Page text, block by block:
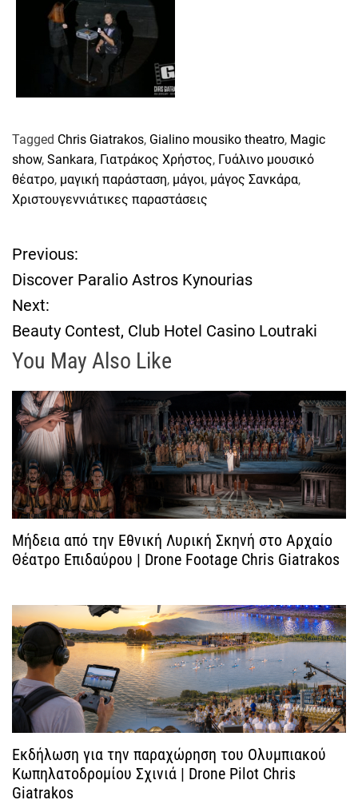
Tagged Chris Giatrakos, Gialino mousiko theatro, Magic
show, Sankara, Γιατράκος Χρήστος, Γυάλινο μουσικό
θέατρο, μαγική παράσταση, μάγοι, μάγος Σανκάρα,
Χριστουγεννιάτικες παραστάσεις
Π
λ
ο
ή
γ
η
σ
η
ά
ρ
θ
ρ
ω
ν
Previous:
Discover Paralio Astros Kynourias
Next:
Beauty Contest, Club Hotel Casino Loutraki
You May Also Like
Μήδεια από την Εθνική Λυρική Σκηνή στο Αρχαίο
Θέατρο Επιδαύρου | Drone Footage Chris Giatrakos
Εκδήλωση για την παραχώρηση του Ολυμπιακού
Κωπηλατοδρομίου Σχινιά | Drone Pilot Chris
Giatrakos